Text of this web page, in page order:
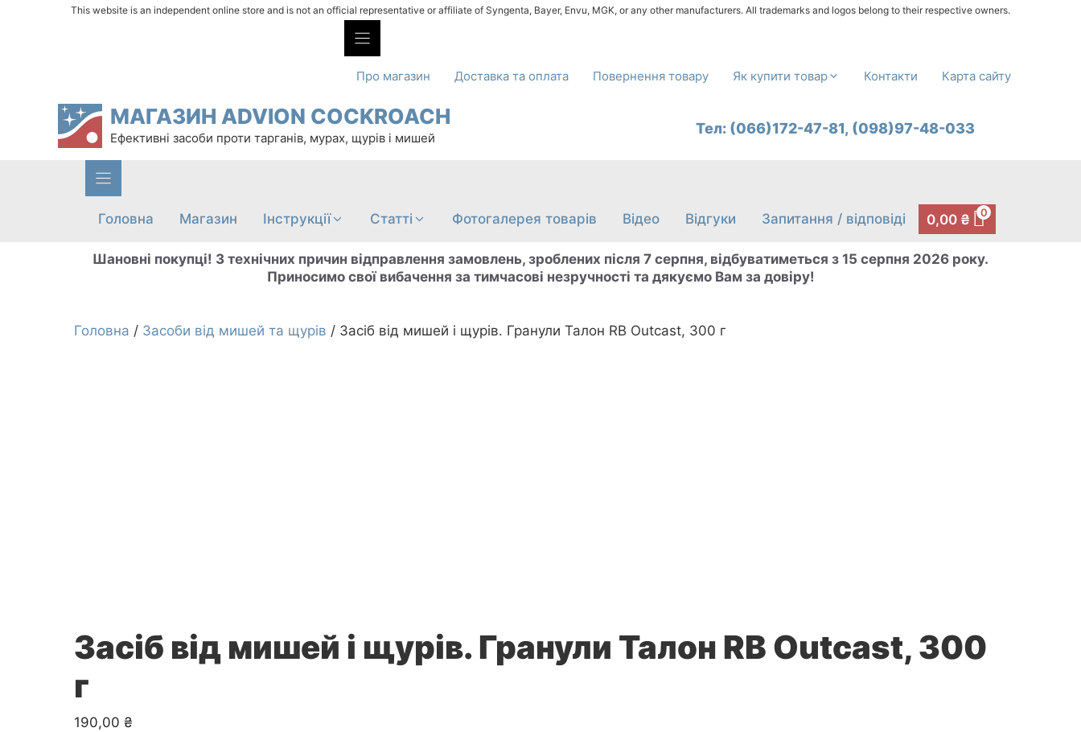
This website is an independent online store and is not an official representative or affiliate of Syngenta, Bayer, Envu, MGK, or any other manufacturers. All trademarks and logos belong to their respective owners.
Про магазин Доставка та оплата Повернення товару Як купити товар Контакти Карта сайту
МАГАЗИН ADVION COCKROACH
Ефективні засоби проти тарганів, мурах, щурів і мишей
Тел: (066)172-47-81, (098)97-48-033
Головна Магазин Інструкції Cтатті Фотогалерея товарів Відео Відгуки Запитання / відповіді 0,00 ₴ 0
Шановні покупці! З технічних причин відправлення замовлень, зроблених після 7 серпня, відбуватиметься з 15 серпня 2026 року.
Приносимо свої вибачення за тимчасові незручності та дякуємо Вам за довіру!
Головна / Засоби від мишей та щурів / Засіб від мишей і щурів. Гранули Талон RB Outcast, 300 г
Засіб від мишей і щурів. Гранули Талон RB Outcast, 300
г
190,00 ₴